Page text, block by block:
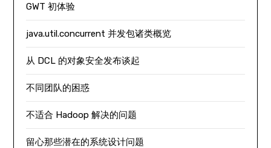
GWT 初体验
java.util.concurrent 并发包诸类概览
从 DCL 的对象安全发布谈起
不同团队的困惑
不适合 Hadoop 解决的问题
留心那些潜在的系统设计问题